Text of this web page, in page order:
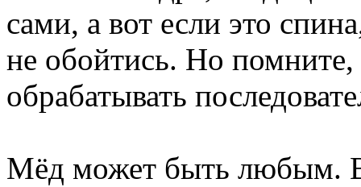
сами, а вот если это
не обойтись. Но
обрабатывать
Мёд может быть любым.